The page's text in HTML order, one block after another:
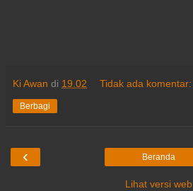
Ki Awan di 19.02 Tidak ada komentar:
Berbagi
‹ Beranda
Lihat versi web